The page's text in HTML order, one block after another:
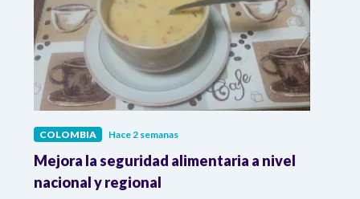
COLOMBIA Hace 2 semanas
Mejora la seguridad alimentaria a nivel
nacional y regional